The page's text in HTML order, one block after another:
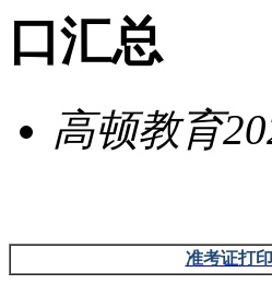
口汇总
高顿教育
准考证打